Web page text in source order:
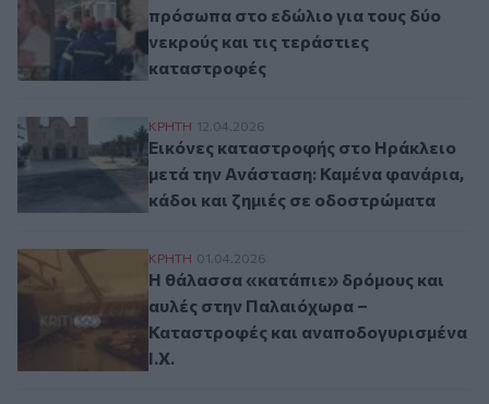
πρόσωπα στο εδώλιο για τους δύο
νεκρούς και τις τεράστιες
καταστροφές
Εικόνες καταστροφής στο Ηράκλειο
ΚΡΗΤΗ 12.04.2026
Εικόνες καταστροφής στο Ηράκλειο
μετά την Ανάσταση: Καμένα φανάρια,
κάδοι και ζημιές σε οδοστρώματα
Η θάλασσα «κατάπιε» δρόμους και
ΚΡΗΤΗ 01.04.2026
Η θάλασσα «κατάπιε» δρόμους και
αυλές στην Παλαιόχωρα –
Καταστροφές και αναποδογυρισμένα
Ι.Χ.